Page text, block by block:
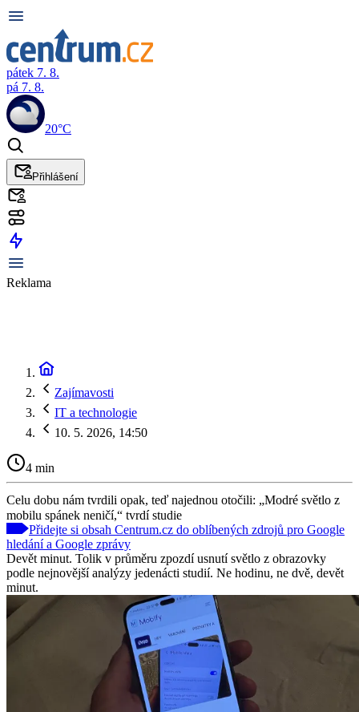
pátek 7. 8.
pá 7. 8.
20°C
Přihlášení
Reklama
Zajímavosti
IT a technologie
10. 5. 2026, 14:50
4 min
Celu dobu nám tvrdili opak, teď najednou otočili: „Modré světlo z
mobilu spánek neničí,“ tvrdí studie
Přidejte si obsah Centrum.cz do oblíbených zdrojů pro Google
hledání a Google zprávy
Devět minut. Tolik v průměru zpozdí usnutí světlo z obrazovky
podle nejnovější analýzy jedenácti studií. Ne hodinu, ne dvě, devět
minut.